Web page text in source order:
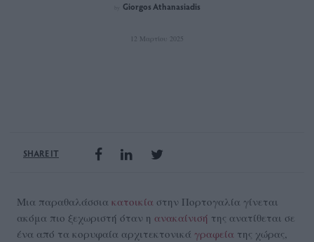
Giorgos Athanasiadis
12 Μαρτίου 2025
SHARE IT
Μια παραθαλάσσια κατοικία στην Πορτογαλία γίνεται
ακόμα πιο ξεχωριστή όταν η ανακαίνισή της ανατίθεται σε
ένα από τα κορυφαία αρχιτεκτονικά γραφεία της χώρας,